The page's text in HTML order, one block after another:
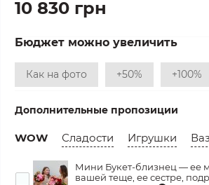
10 830 грн
Бюджет можно увеличить
Как на фото +50% +100%
Дополнительные пропозиции
WOW Сладости Игрушки
Мини Букет-близнец — ее
вашей теще, ее сестре,